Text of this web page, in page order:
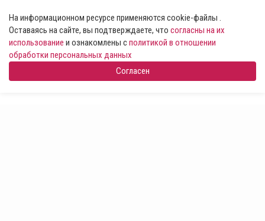
На информационном ресурсе применяются cookie-файлы .
Оставаясь на сайте, вы подтверждаете, что согласны на их
использование и ознакомлены сполитикой в отношении
обработки персональных данных
Согласен